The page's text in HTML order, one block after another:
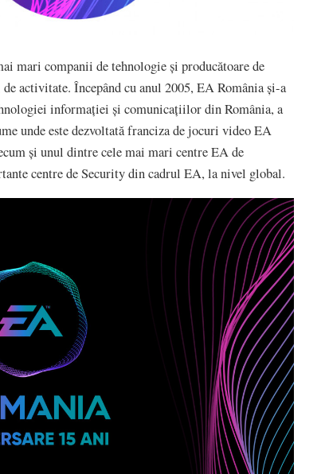
mari companii de tehnologie și producătoare de
activitate. Începând cu anul 2005, EA România și-a
informației și comunicațiilor din România, a
unde este dezvoltată franciza de jocuri video EA
și unul dintre cele mai mari centre EA de
centre de Security din cadrul EA, la nivel global.